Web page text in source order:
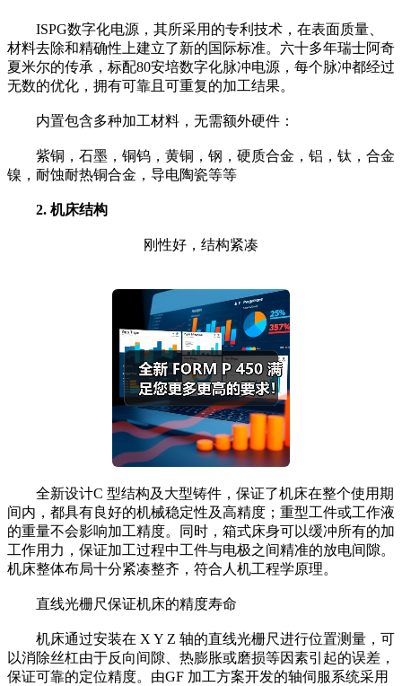
ISPG数字化电源，其所采用的专利技术，在表面质量、
材料去除和精确性上建立了新的国际标准。六十多年瑞士阿奇
夏米尔的传承，标配80安培数字化脉冲电源，每个脉冲都经过
无数的优化，拥有可靠且可重复的加工结果。
内置包含多种加工材料，无需额外硬件：
紫铜，石墨，铜钨，黄铜，钢，硬质合金，铝，钛，合金
镍，耐蚀耐热铜合金，导电陶瓷等等
2. 机床结构
刚性好，结构紧凑
全新设计C 型结构及大型铸件，保证了机床在整个使用期
间内，都具有良好的机械稳定性及高精度；重型工件或工作液
的重量不会影响加工精度。同时，箱式床身可以缓冲所有的加
工作用力，保证加工过程中工件与电极之间精准的放电间隙。
机床整体布局十分紧凑整齐，符合人机工程学原理。
直线光栅尺保证机床的精度寿命
机床通过安装在 X Y Z 轴的直线光栅尺进行位置测量，可
以消除丝杠由于反向间隙、热膨胀或磨损等因素引起的误差，
保证可靠的定位精度。由GF 加工方案开发的轴伺服系统采用